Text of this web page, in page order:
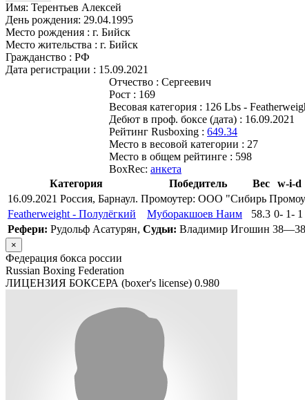
Имя: Терентьев Алексей
День рождения: 29.04.1995
Место рождения : г. Бийск
Место жительства : г. Бийск
Гражданство : РФ
Дата регистрации : 15.09.2021
Отчество : Сергеевич
Рост : 169
Весовая категория : 126 Lbs -
Дебют в проф. боксе (дата) : 16.09.2021
Рейтинг Rusboxing : 649.34
Место в весовой категории : 27
Место в общем рейтинге : 598
BoxRec: анкета
Категория
Победитель Вес w-i-d
16.09.2021 Россия, Барнаул. Промоутер: ООО "Сибирь
Featherweight - Полулёгкий
Муборакшоев Наим 58.3 0- 1- 1
Рефери: Рудольф Асатурян, Судьи: Владимир Игошин
×
Федерация бокса россии
Russian Boxing Federation
ЛИЦЕНЗИЯ БОКСЕРА (boxer's license) 0.980